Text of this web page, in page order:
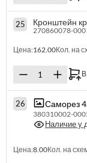
25 Кронштейн
270860078-
Цена:162.00Кол. на
26 Саморез
380310002-
Наличие у
Цена:8.00Кол. на